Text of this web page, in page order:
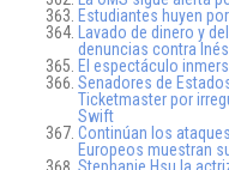
Estudiantes huyen
Lavado de dinero y
denuncias contra
El espectáculo
Senadores de
Ticketmaster por
Swift
Continúan los
Europeos muestran